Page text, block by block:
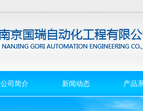
公司简介 新闻动态 产品